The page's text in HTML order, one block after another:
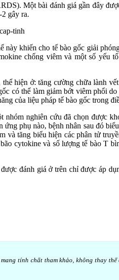
Một bài đánh giá gần đây
gây ra.
khiến cho tế bào gốc giải
chống viêm và một số yếu
hiện ở: tăng cường chữa lành
có thể làm giảm bớt viêm phổi
của liệu pháp tế bào gốc trong
nghiên cứu đã chọn được
phụ nào, bệnh nhân sau đó
và tăng biểu hiện các phân tử
cytokine và số lượng tế bào T
đánh giá ở trên chỉ được áp
tính chất tham khảo, không thay